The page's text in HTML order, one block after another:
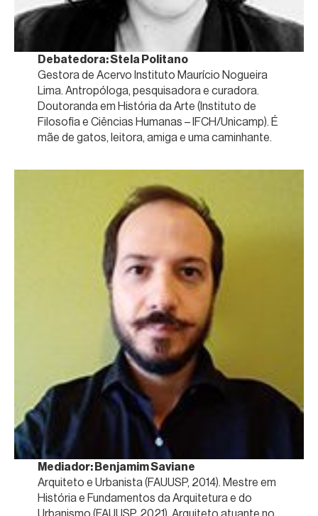
Debatedora: Stela Politano
Gestora de Acervo Instituto Maurício Nogueira
Lima. Antropóloga, pesquisadora e curadora.
Doutoranda em História da Arte (Instituto de
Filosofia e Ciências Humanas – IFCH/Unicamp). É
mãe de gatos, leitora, amiga e uma caminhante.
Mediador: Benjamim Saviane
Arquiteto e Urbanista (FAUUSP, 2014). Mestre em
História e Fundamentos da Arquitetura e do